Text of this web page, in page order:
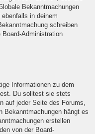
Bekanntmachungen
in deinem
schreiben
Administration
Informationen zu dem
Du solltest sie stets
auf jeder Seite des Forums,
Bekanntmachungen hängt es
erstellen
von der Board-